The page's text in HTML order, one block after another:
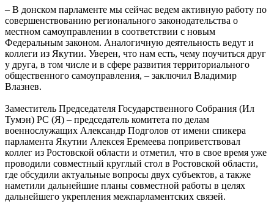
– В донском парламенте мы сейчас ведем активную работу по
совершенствованию регионального законодательства о
местном самоуправлении в соответствии с новым
Федеральным законом. Аналогичную деятельность ведут и
коллеги из Якутии. Уверен, что нам есть, чему поучиться друг
у друга, в том числе и в сфере развития территориального
общественного самоуправления, – заключил Владимир
Влазнев.
Заместитель Председателя Государственного Собрания (Ил
Тумэн) РС (Я) – председатель комитета по делам
военнослужащих Александр Подголов от имени спикера
парламента Якутии Алексея Еремеева поприветствовал
коллег из Ростовской области и отметил, что в свое время уже
проводили совместный круглый стол в Ростовской области,
где обсудили актуальные вопросы двух субъектов, а также
наметили дальнейшие планы совместной работы в целях
дальнейшего укрепления межпарламентских связей.